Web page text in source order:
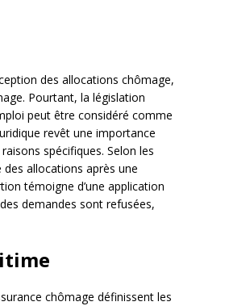
des allocations chômage,
Pourtant, la législation
peut être considéré comme
revêt une importance
spécifiques. Selon les
allocations après une
témoigne d’une application
demandes sont refusées,
chômage définissent les